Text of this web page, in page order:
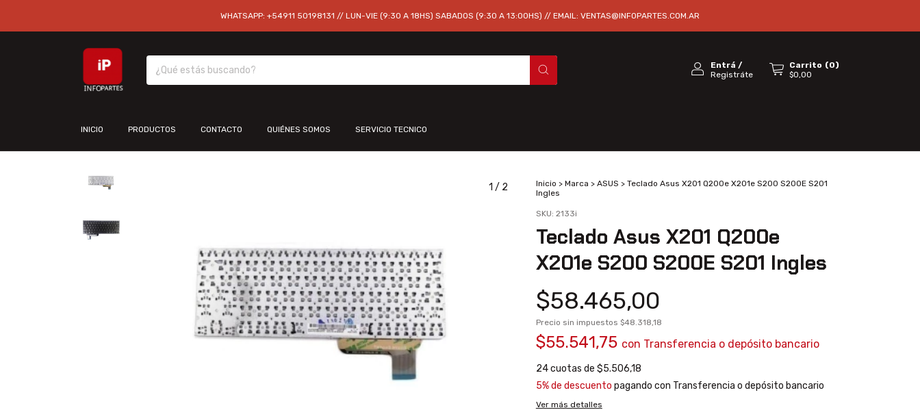
WHATSAPP: +54911 50198131 // LUN-VIE (9:30 A 18HS) SABADOS (9:30 A 13:00HS) // EMAIL: VENTAS@INFOPARTES.COM.AR
Entrá /
Registráte
Carrito (0)
$0,00
INICIO PRODUCTOS CONTACTO QUIÉNES SOMOS SERVICIO TECNICO
1 / 2 Inicio > Marca > ASUS > Teclado Asus X201 Q200e X201e S200 S200E S201
Ingles
SKU: 2133i
Teclado Asus X201 Q200e
X201e S200 S200E S201 Ingles
$58.465,00
Precio sin impuestos $48.318,18
$55.541,75 con Transferencia o depósito bancario
24cuotas de $5.506,18
5% de descuento pagando con Transferencia o depósito bancario
Ver más detalles